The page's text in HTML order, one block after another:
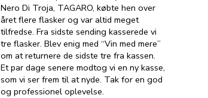
Nero Di Troja, TAGARO, købte hen over
året flere flasker og var altid meget
tilfredse. Fra sidste sending kasserede vi
tre flasker. Blev enig med “Vin med mere”
om at returnere de sidste tre fra kassen.
Et par dage senere modtog vi en ny kasse,
som vi ser frem til at nyde. Tak for en god
og professionel oplevelse.